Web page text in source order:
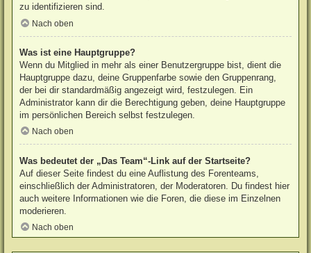
zu identifizieren sind.
Nach oben
Was ist eine Hauptgruppe?
Wenn du Mitglied in mehr als einer Benutzergruppe bist, dient die
Hauptgruppe dazu, deine Gruppenfarbe sowie den Gruppenrang,
der bei dir standardmäßig angezeigt wird, festzulegen. Ein
Administrator kann dir die Berechtigung geben, deine Hauptgruppe
im persönlichen Bereich selbst festzulegen.
Nach oben
Was bedeutet der „Das Team“-Link auf der Startseite?
Auf dieser Seite findest du eine Auflistung des Forenteams,
einschließlich der Administratoren, der Moderatoren. Du findest hier
auch weitere Informationen wie die Foren, die diese im Einzelnen
moderieren.
Nach oben